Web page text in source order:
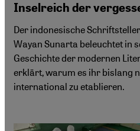
Inselreich der
Der indonesische
Wayan Sunarta beleuchtet in
Geschichte der modernen
erklärt, warum es ihr bislang
international zu etablieren.